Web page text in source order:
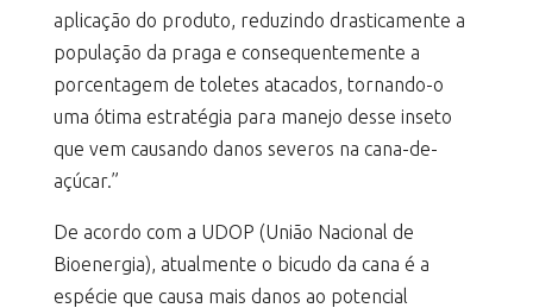
aplicação do produto, reduzindo drasticamente a
população da praga e consequentemente a
porcentagem de toletes atacados, tornando-o
uma ótima estratégia para manejo desse inseto
que vem causando danos severos na cana-de-
açúcar.”
De acordo com a UDOP (União Nacional de
Bioenergia), atualmente o bicudo da cana é a
espécie que causa mais danos ao potencial